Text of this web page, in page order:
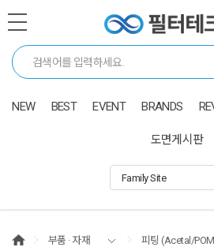
NEW BEST EVENT BRANDS
도면게시판
부품 · 자재 피팅 (Acetal/